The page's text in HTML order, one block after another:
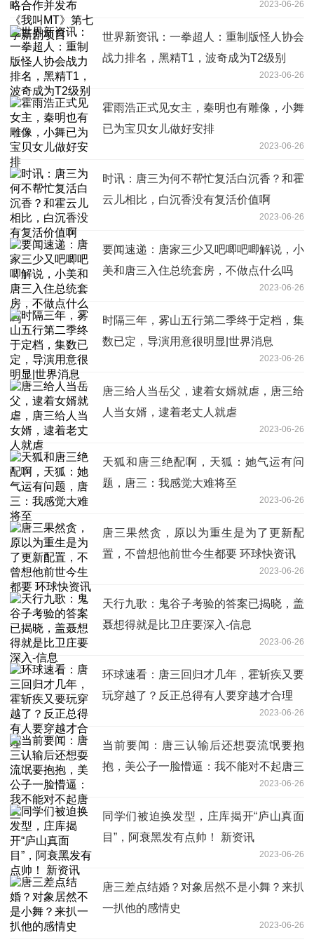
2023-06-26
世界新资讯：一拳超人：重制版怪人协会
战力排名，黑精T1，波奇成为T2级别
2023-06-26
霍雨浩正式见女主，秦明也有雕像，小舞
已为宝贝女儿做好安排
2023-06-26
时讯：唐三为何不帮忙复活白沉香？和霍
云儿相比，白沉香没有复活价值啊
2023-06-26
要闻速递：唐家三少又吧唧吧唧解说，小
美和唐三入住总统套房，不做点什么吗
2023-06-26
时隔三年，雾山五行第二季终于定档，集
数已定，导演用意很明显|世界消息
2023-06-26
唐三给人当岳父，逮着女婿就虐，唐三给
人当女婿，逮着老丈人就虐
2023-06-26
天狐和唐三绝配啊，天狐：她气运有问
题，唐三：我感觉大难将至
2023-06-26
唐三果然贪，原以为重生是为了更新配
置，不曾想他前世今生都要 环球快资讯
2023-06-26
天行九歌：鬼谷子考验的答案已揭晓，盖
聂想得就是比卫庄要深入-信息
2023-06-26
环球速看：唐三回归才几年，霍斩疾又要
玩穿越了？反正总得有人要穿越才合理
2023-06-26
当前要闻：唐三认输后还想耍流氓要抱
抱，美公子一脸懵逼：我不能对不起唐三
2023-06-26
同学们被迫换发型，庄库揭开“庐山真面
目”，阿衰黑发有点帅！ 新资讯
2023-06-26
唐三差点结婚？对象居然不是小舞？来扒
一扒他的感情史
2023-06-26